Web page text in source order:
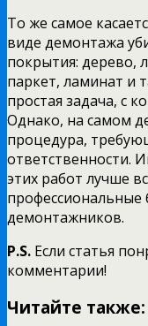
То же самое
виде демонтажа
покрытия: дерево,
паркет, ламинат и
простая задача, с
Однако, на самом
процедура,
ответственности.
этих работ лучше
профессиональные
демонтажников.
P.S. Если статья
комментарии!
Читайте также: